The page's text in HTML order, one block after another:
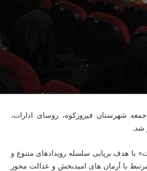
شهرستان فیروزکوه، روسای ادارات،
شد.
با هدف برپایی سلسله رویدادهای متنوع و
با آرمان­ های امیدبخش و عدالت محور